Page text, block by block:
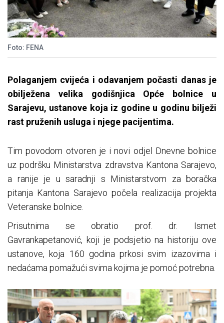
Foto: FENA
Polaganjem cvijeća i odavanjem počasti danas je
obilježena velika godišnjica Opće bolnice u
Sarajevu, ustanove koja iz godine u godinu bilježi
rast pruženih usluga i njege pacijentima.
Tim povodom otvoren je i novi odjel Dnevne bolnice
uz podršku Ministarstva zdravstva Kantona Sarajevo,
a ranije je u saradnji s Ministarstvom za boračka
pitanja Kantona Sarajevo počela realizacija projekta
Veteranske bolnice.
Prisutnima se obratio prof. dr. Ismet
Gavrankapetanović, koji je podsjetio na historiju ove
ustanove, koja 160 godina prkosi svim izazovima i
nedaćama pomažući svima kojima je pomoć potrebna.